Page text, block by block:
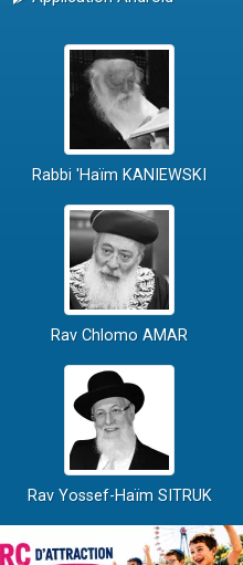
Rabbi 'Haïm KANIEWSKI
Rav Chlomo AMAR
Rav Yossef-Haïm SITRUK